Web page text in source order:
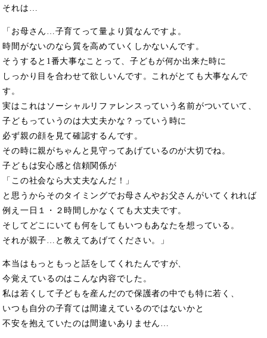
それは…
「お母さん…子育てって量より質なんですよ。
時間がないのなら質を高めていくしかないんです。
そうすると1番大事なことって、子どもが何か出来た時に
しっかり目を合わせて欲しいんです。これがとても大事なんで
す。
実はこれはソーシャルリファレンスっていう名前がついていて、
子どもっていうのは大丈夫かな？っていう時に
必ず親の顔を見て確認するんです。
その時に親がちゃんと見守ってあげているのが大切でね。
子どもは安心感と信頼関係が
「この社会なら大丈夫なんだ！」
と思うからそのタイミングでお母さんやお父さんがいてくれれば
例え一日１・２時間しかなくても大丈夫です。
そしてどこにいても何をしてもいつもあなたを想っている。
それが親子…と教えてあげてください。」
本当はもっともっと話をしてくれたんですが、
今覚えているのはこんな内容でした。
私は若くして子どもを産んだので保護者の中でも特に若く、
いつも自分の子育ては間違えているのではないかと
不安を抱えていたのは間違いありません…